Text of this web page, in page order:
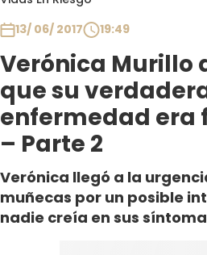
13/ 06/ 2017
19:49
Verónica Murillo
que su
enfermedad era
– Parte 2
Verónica llegó a la
muñecas por un posible
nadie creía en sus
Contigo en Directo
Plan Perfecto
El Tiempo
Sabingo
Todos Los Programas